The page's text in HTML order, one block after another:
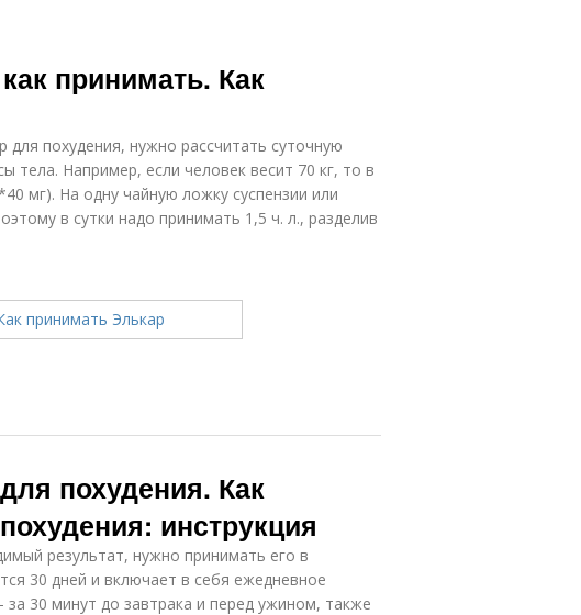
принимать. Как
похудения, нужно рассчитать суточную
тела. Например, если человек весит 70 кг, то в
мг). На одну чайную ложку суспензии или
в сутки надо принимать 1,5 ч. л., разделив
похудения. Как
инструкция
результат, нужно принимать его в
30 дней и включает в себя ежедневное
30 минут до завтрака и перед ужином, также